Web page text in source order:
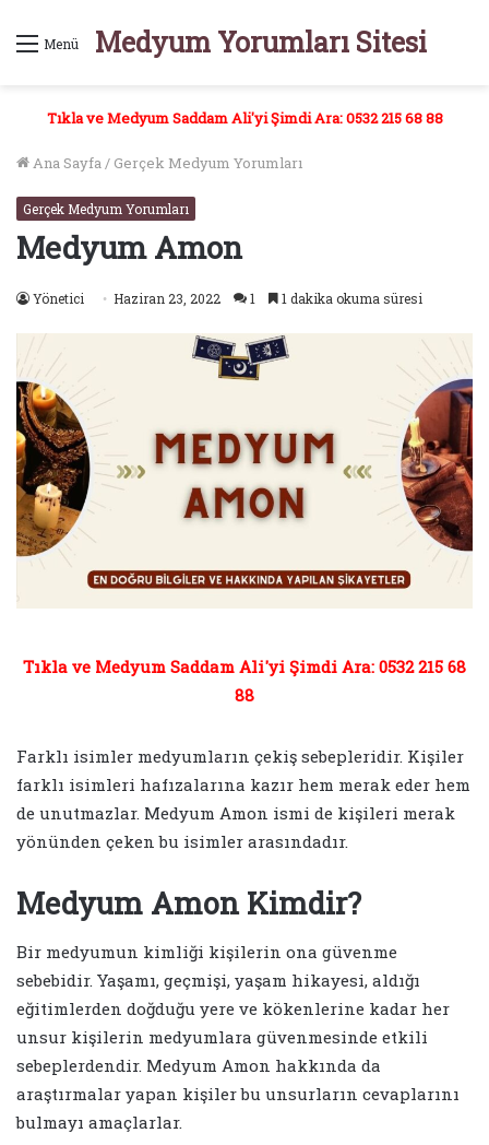
Menü Medyum Yorumları Sitesi
Tıkla ve Medyum Saddam Ali'yi Şimdi Ara: 0532 215 68 88
Ana Sayfa/ Gerçek Medyum Yorumları
Gerçek Medyum Yorumları
Medyum Amon
Yönetici Haziran 23, 2022 1 1 dakika okuma süresi
Tıkla ve Medyum Saddam Ali'yi Şimdi Ara: 0532 215 68
88
Farklı isimler medyumların çekiş sebepleridir. Kişiler
farklı isimleri hafızalarına kazır hem merak eder hem
de unutmazlar. Medyum Amon ismi de kişileri merak
yönünden çeken bu isimler arasındadır.
Medyum Amon Kimdir?
Bir medyumun kimliği kişilerin ona güvenme
sebebidir. Yaşamı, geçmişi, yaşam hikayesi, aldığı
eğitimlerden doğduğu yere ve kökenlerine kadar her
unsur kişilerin medyumlara güvenmesinde etkili
sebeplerdendir. Medyum Amon hakkında da
araştırmalar yapan kişiler bu unsurların cevaplarını
bulmayı amaçlarlar.